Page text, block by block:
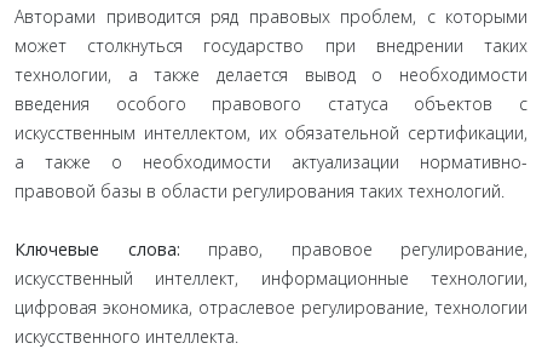
Авторами приводится ряд правовых проблем, с которыми
может столкнуться государство при внедрении таких
технологии, а также делается вывод о необходимости
введения особого правового статуса объектов с
искусственным интеллектом, их обязательной сертификации,
а также о необходимости актуализации нормативно-
правовой базы в области регулирования таких технологий.
Ключевые слова: право, правовое регулирование,
искусственный интеллект, информационные технологии,
цифровая экономика, отраслевое регулирование, технологии
искусственного интеллекта.